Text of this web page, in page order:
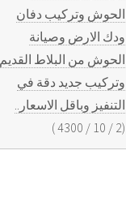
الحوش وتركيب دفان
ودك الارض وصيانة
الحوش من البلاط القديم
وتركيب جديد دقة في
التنفيز وباقل الاسعار..
(
2
/
10
/
4300
)